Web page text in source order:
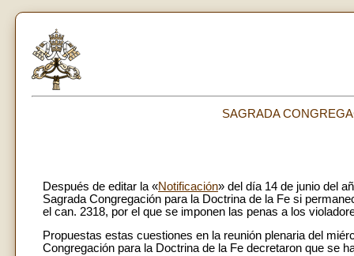
SAGRADA
Después de editar la «Notificación» del día 14 de junio del
Sagrada Congregación para la Doctrina de la Fe si
el can. 2318, por el que se imponen las penas a los
Propuestas estas cuestiones en la reunión plenaria del
Congregación para la Doctrina de la Fe decretaron que se